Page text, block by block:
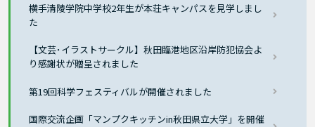
横手清陵学院中学校2年生が本荘キャンパスを見学しまし
た
【文芸･イラストサークル】秋田臨港地区沿岸防犯協会よ
り感謝状が贈呈されました
第19回科学フェスティバルが開催されました
国際交流企画「マンプクキッチンin秋田県立大学」を開催